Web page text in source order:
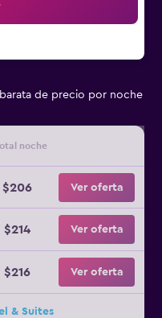
de precio por noche
noche
$206 Ver oferta
$214 Ver oferta
$216 Ver oferta
& Suites